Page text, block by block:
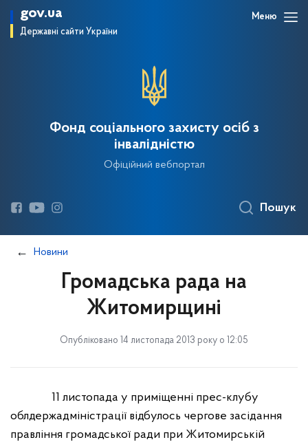
gov.ua
Державні сайти України
Меню
Фонд соціального захисту осіб з
інвалідністю
Офіційний вебпортал
Пошук
Новини
Громадська рада на
Житомирщині
Опубліковано 14 листопада 2013 року о 12:05
11 листопада у приміщенні прес-клубу
облдержадміністрації відбулось чергове засідання
правління громадської ради при Житомирській